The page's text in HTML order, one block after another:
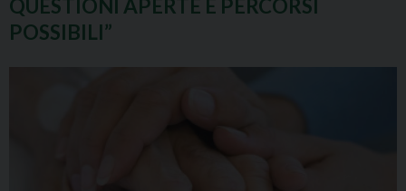
QUESTIONI APERTE E PERCORSI
POSSIBILI”